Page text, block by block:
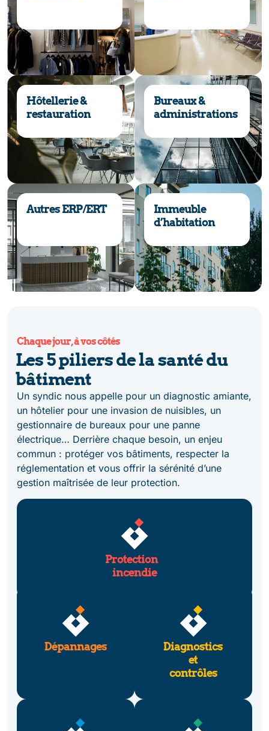
Hôtellerie &
restauration
Bureaux &
administrations
Autres ERP/ERT
Immeuble
d’habitation
Chaque jour, à vos côtés
Les 5 piliers de la santé du
bâtiment
Un syndic nous appelle pour un diagnostic amiante,
un hôtelier pour une invasion de nuisibles, un
gestionnaire de bureaux pour une panne
électrique… Derrière chaque besoin, un enjeu
commun : protéger vos bâtiments, respecter la
réglementation et vous offrir la sérénité d’une
gestion maîtrisée de leur protection.
Protection
incendie
Dépannages
Diagnostics
et
contrôles